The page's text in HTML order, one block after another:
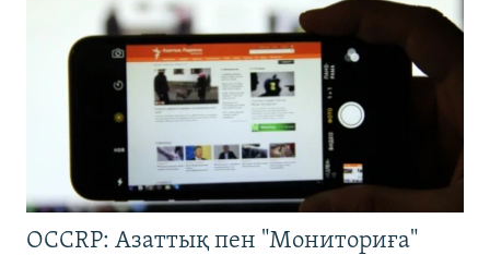
OCCRP: Азаттық пен "Мониториға"